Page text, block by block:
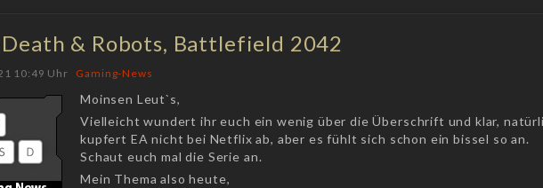
Death & Robots, Battlefield 2042
10:49 Uhr Gaming-News
Moinsen Leut`s,
Vielleicht wundert ihr euch ein wenig über die Überschrift und klar,
kupfert EA nicht bei Netflix ab, aber es fühlt sich schon ein bissel so an.
Schaut euch mal die Serie an.
Mein Thema also heute,